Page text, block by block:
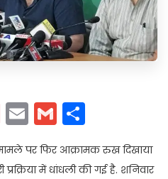
Pinterest
EmailGmail
पर फिर आक्रामक रुख दिखाया
में धांधली की गई है. शनिवार